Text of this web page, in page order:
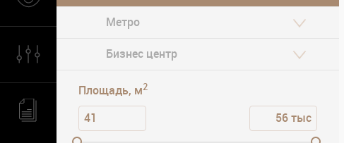
Класс офиса
Парковка
Площадь, м2